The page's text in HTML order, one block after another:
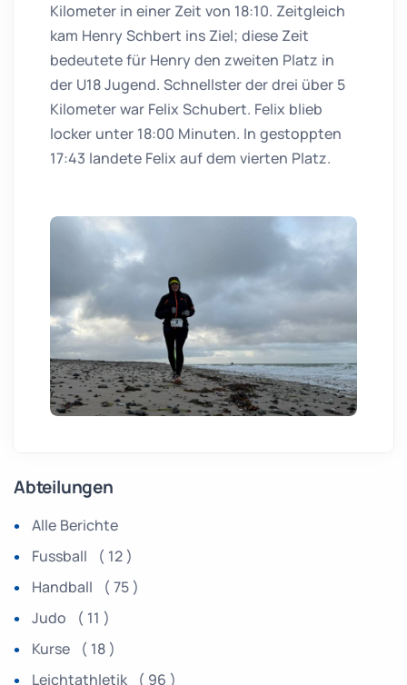
Kilometer in einer Zeit von 18:10. Zeitgleich
kam Henry Schbert ins Ziel; diese Zeit
bedeutete für Henry den zweiten Platz in
der U18 Jugend. Schnellster der drei über 5
Kilometer war Felix Schubert. Felix blieb
locker unter 18:00 Minuten. In gestoppten
17:43 landete Felix auf dem vierten Platz.
Abteilungen
Alle Berichte
Fussball ( 12 )
Handball ( 75 )
Judo ( 11 )
Kurse ( 18 )
Leichtathletik ( 96 )